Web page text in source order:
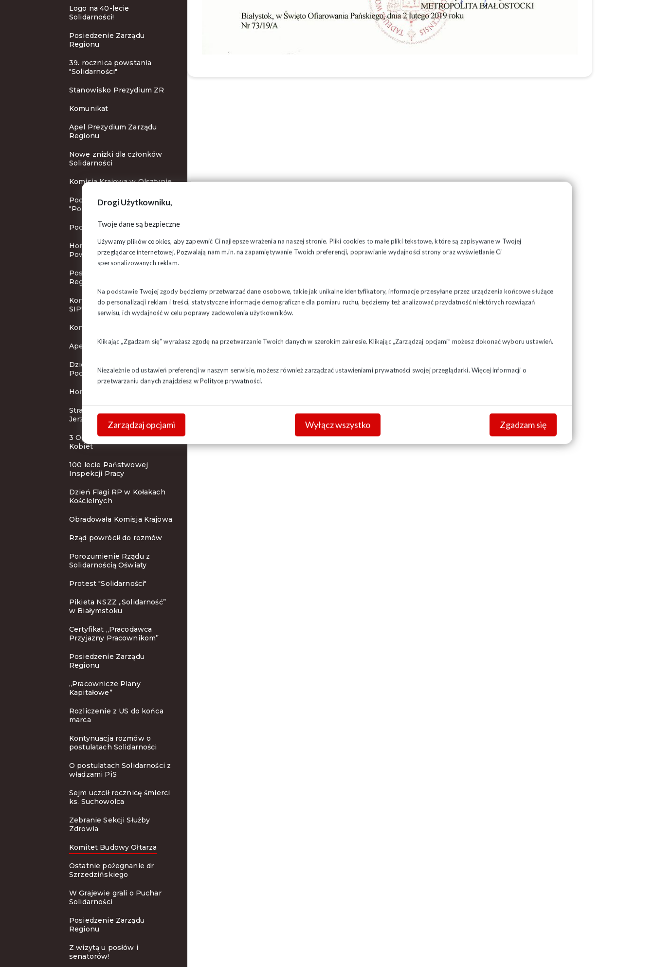
Drogi Użytkowniku,
Twoje dane są bezpieczne
Używamy plików cookies, aby zapewnić Ci najlepsze wrażenia na naszej stronie. Pliki cookies to małe pliki tekstowe, które są zapisywane w Twojej
przeglądarce internetowej. Pozwalają nam m.in. na zapamiętywanie Twoich preferencji, poprawianie wydajności strony oraz wyświetlanie Ci
spersonalizowanych reklam.
Na podstawie Twojej zgody będziemy przetwarzać dane osobowe, takie jak unikalne identyfikatory, informacje przesyłane przez urządzenia końcowe służące
do personalizacji reklam i treści, statystyczne informacje demograficzne dla pomiaru ruchu, będziemy też analizować przydatność niektórych rozwiązań
serwisu, ich wydajność w celu poprawy zadowolenia użytkowników.
Klikając „Zgadzam się” wyrażasz zgodę na przetwarzanie Twoich danych w szerokim zakresie. Klikając „Zarządzaj opcjami” możesz dokonać wyboru ustawień.
Niezależnie od ustawień preferencji w naszym serwisie, możesz również zarządzać ustawieniami prywatności swojej przeglądarki. Więcej informacji o
przetwarzaniu danych znajdziesz wPolityce prywatności.
Zarządzaj opcjami Wyłącz wszystko Zgadzam się
Logo na 40-lecie
Solidarności!
Posiedzenie Zarządu
Regionu
39. rocznica powstania
"Solidarności"
Stanowisko Prezydium ZR
Komunikat
Apel Prezydium Zarządu
Regionu
Nowe zniżki dla członków
Solidarności
Komisja Krajowa w Olsztynie
Podsumowanie spektaklu
"Popiełuszko"
Podpisz petycję
Honorowy obywatel
Powiatu Monieckiego
Posiedzenie Zarządu
Regionu
Konkurs "Najaktywniejszy
SIP"
Koncert Zespołu Śląsk
Apel Prezydium ZR
Dzieci z Litwy w Regionie
Podlaskim
Honorowe wyróżnienie
Strażacy przy grobie bł. ks.
Jerzego
3 Ogólnopolskie Forum
Kobiet
100 lecie Państwowej
Inspekcji Pracy
Dzień Flagi RP w Kołakach
Kościelnych
Obradowała Komisja Krajowa
Rząd powrócił do rozmów
Porozumienie Rządu z
Solidarnością Oświaty
Protest "Solidarności"
Pikieta NSZZ „Solidarność”
w Białymstoku
Certyfikat „Pracodawca
Przyjazny Pracownikom”
Posiedzenie Zarządu
Regionu
„Pracownicze Plany
Kapitałowe”
Rozliczenie z US do końca
marca
Kontynuacja rozmów o
postulatach Solidarności
O postulatach Solidarności z
władzami PiS
Sejm uczcił rocznicę śmierci
ks. Suchowolca
Zebranie Sekcji Służby
Zdrowia
Komitet Budowy Ołtarza
Ostatnie pożegnanie dr
Szrzedzińskiego
W Grajewie grali o Puchar
Solidarności
Posiedzenie Zarządu
Regionu
Z wizytą u posłów i
senatorów!